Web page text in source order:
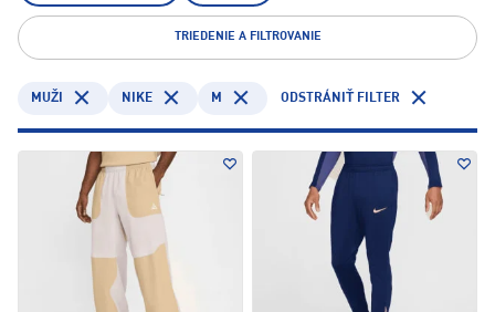
TRIEDENIE A FILTROVANIE
MUŽI NIKE M ODSTRÁNIŤ FILTER